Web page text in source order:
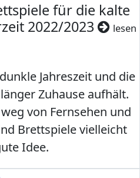
für die kalte
2022/2023
lesen
Jahreszeit und die
Zuhause aufhält.
von Fernsehen und
Brettspiele vielleicht
Idee.